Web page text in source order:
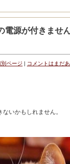
電源が付きませ
別ページ | コメントはまだ
いかもしれません。